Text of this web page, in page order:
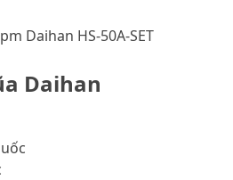
Daihan HS-50A-SET
Daihan